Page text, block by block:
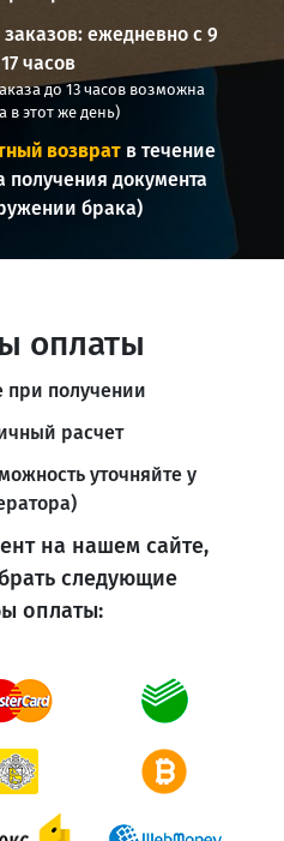
ежедневно с 9
часов
до 13 часов возможна
в этот же день)
возврат в течение
получения документа
брака)
оплаты
при получении
расчет
уточняйте у
на нашем сайте,
следующие
оплаты: